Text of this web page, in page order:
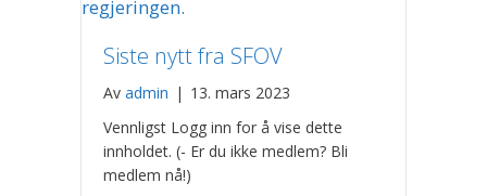
Siste nytt fra SFOV
Av admin | 13. mars 2023
Vennligst Logg inn for å vise dette
innholdet. (- Er du ikke medlem? Bli
medlem nå!)